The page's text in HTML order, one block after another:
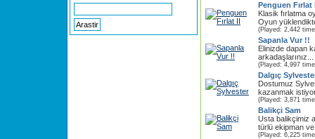
Penguen Fırlat
Klasik fırlatma
Oyun
(Played: 2,442
Sapanla Vur !!
Elinizde dapan
(Played: 4,997
Dalgıç
Dostumuz
kazanmak
(Played: 3,871
Balikçi Sam
Usta balikçimiz
türlü ekipman
(Played: 6,225